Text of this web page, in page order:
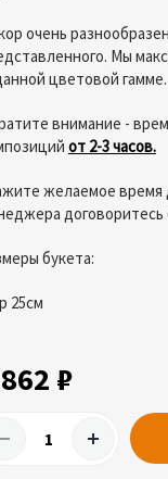
очень
Мы
цветовой гамме.
внимание -
от 2-3 часов.
желаемое время
букета:
25см
₽